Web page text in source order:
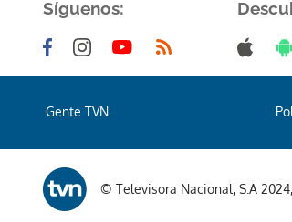
Síguenos:
Gente TVN
© Televisora Nacional, S.A